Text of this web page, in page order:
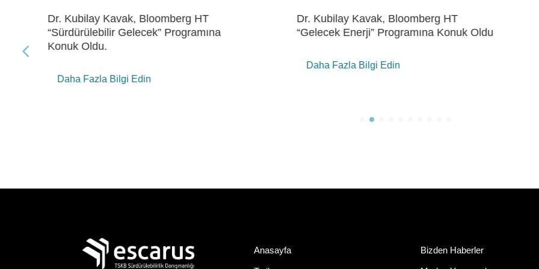
Dr. Kubilay Kavak, Bloomberg HT
“Gelecek Enerji” Programına Konuk Oldu
Eren Holding’de “ÇSY Metrikleri Çalıştayı”
Anasayfa Bizden Haberler